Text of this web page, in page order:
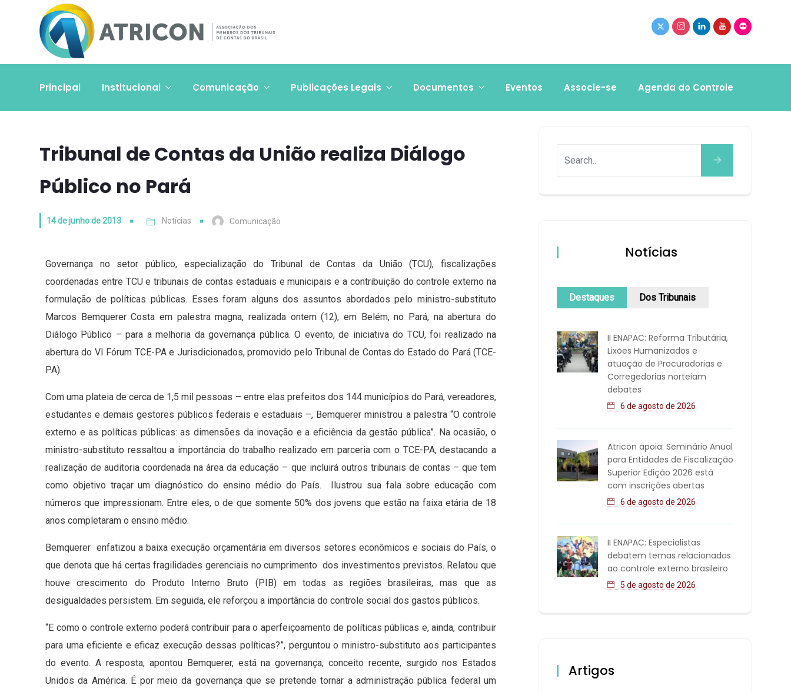
Principal Institucional Comunicação Publicações Legais Documentos Eventos Associe-se Agenda do Controle
Tribunal de Contas da União realiza Diálogo
Público no Pará
14 de junho de 2013 Notícias Comunicação
Governança no setor público, especialização do Tribunal de Contas da União (TCU), fiscalizações
coordenadas entre TCU e tribunais de contas estaduais e municipais e a contribuição do controle externo na
formulação de políticas públicas. Esses foram alguns dos assuntos abordados pelo ministro-substituto
Marcos Bemquerer Costa em palestra magna, realizada ontem (12), em Belém, no Pará, na abertura do
Diálogo Público – para a melhoria da governança pública. O evento, de iniciativa do TCU, foi realizado na
abertura do VI Fórum TCE-PA e Jurisdicionados, promovido pelo Tribunal de Contas do Estado do Pará (TCE-
PA).
Com uma plateia de cerca de 1,5 mil pessoas – entre elas prefeitos dos 144 municípios do Pará, vereadores,
estudantes e demais gestores públicos federais e estaduais –, Bemquerer ministrou a palestra “O controle
externo e as políticas públicas: as dimensões da inovação e a eficiência da gestão pública”. Na ocasião, o
ministro-substituto ressaltou a importância do trabalho realizado em parceria com o TCE-PA, destacando a
realização de auditoria coordenada na área da educação – que incluirá outros tribunais de contas – que tem
como objetivo traçar um diagnóstico do ensino médio do País. Ilustrou sua fala sobre educação com
números que impressionam. Entre eles, o de que somente 50% dos jovens que estão na faixa etária de 18
anos completaram o ensino médio.
Bemquerer enfatizou a baixa execução orçamentária em diversos setores econômicos e sociais do País, o
que denota que há certas fragilidades gerenciais no cumprimento dos investimentos previstos. Relatou que
houve crescimento do Produto Interno Bruto (PIB) em todas as regiões brasileiras, mas que as
desigualdades persistem. Em seguida, ele reforçou a importância do controle social dos gastos públicos.
“E como o controle externo poderá contribuir para o aperfeiçoamento de políticas públicas e, ainda, contribuir
para uma eficiente e eficaz execução dessas políticas?”, perguntou o ministro-substituto aos participantes
do evento. A resposta, apontou Bemquerer, está na governança, conceito recente, surgido nos Estados
Unidos da América. É por meio da governança que se pretende tornar a administração pública federal um
Notícias
Destaques Dos Tribunais
II ENAPAC: Reforma Tributária,
Lixões Humanizados e
atuação de Procuradorias e
Corregedorias norteiam
debates
6 de agosto de 2026
Atricon apoia: Seminário Anual
para Entidades de Fiscalização
Superior Edição 2026 está
com inscrições abertas
6 de agosto de 2026
II ENAPAC: Especialistas
debatem temas relacionados
ao controle externo brasileiro
5 de agosto de 2026
Artigos